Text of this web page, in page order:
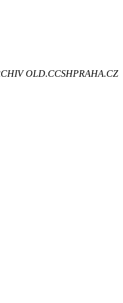
OLD.CCSHPRAHA.CZ